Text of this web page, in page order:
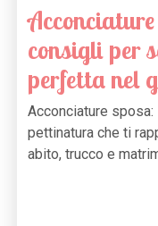
consigli per
perfetta nel
Acconciature
pettinatura che ti
abito, trucco e